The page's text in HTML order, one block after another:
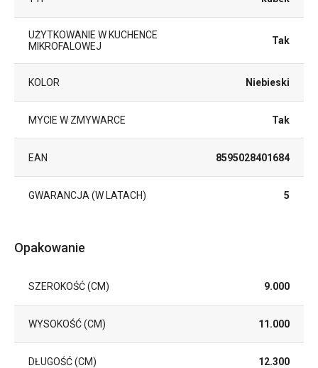
UŻYTKOWANIE W KUCHENCE
MIKROFALOWEJ
Tak
KOLOR Niebieski
MYCIE W ZMYWARCE Tak
EAN 8595028401684
GWARANCJA (W LATACH) 5
Opakowanie
SZEROKOŚĆ (CM) 9.000
WYSOKOŚĆ (CM) 11.000
DŁUGOŚĆ (CM) 12.300